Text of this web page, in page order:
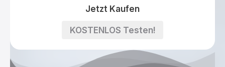
Kaufen
Jetzt Kaufen
KOSTENLOS
KOSTENLOS Testen!